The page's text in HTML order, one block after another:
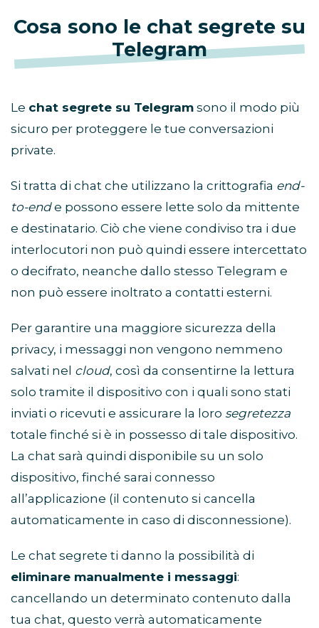
Cosa sono le chat segrete su
Telegram
Le chat segrete su Telegram sono il modo più
sicuro per proteggere le tue conversazioni
private.
Si tratta di chat che utilizzano la crittografia end-
to-ende possono essere lette solo da mittente
e destinatario. Ciò che viene condiviso tra i due
interlocutori non può quindi essere intercettato
o decifrato, neanche dallo stesso Telegram e
non può essere inoltrato a contatti esterni.
Per garantire una maggiore sicurezza della
privacy, i messaggi non vengono nemmeno
salvati nel cloud, così da consentirne la lettura
solo tramite il dispositivo con i quali sono stati
inviati o ricevuti e assicurare la loro segretezza
totale finché si è in possesso di tale dispositivo.
La chat sarà quindi disponibile su un solo
dispositivo, finché sarai connesso
all’applicazione (il contenuto si cancella
automaticamente in caso di disconnessione).
Le chat segrete ti danno la possibilità di
eliminare manualmente i messaggi:
cancellando un determinato contenuto dalla
tua chat, questo verrà automaticamente